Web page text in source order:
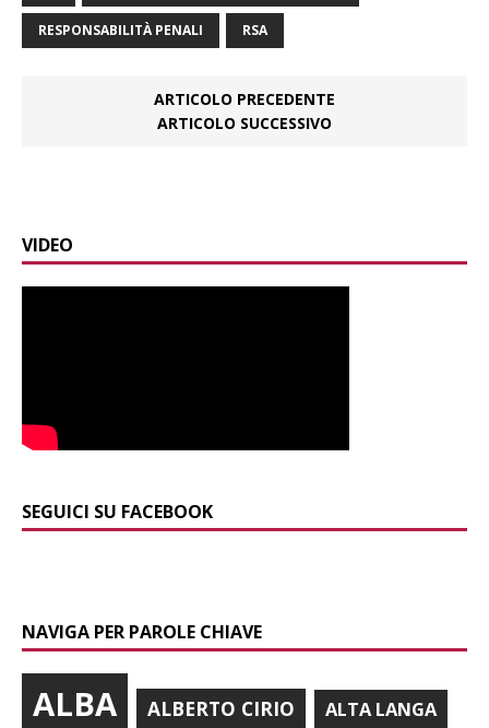
RESPONSABILITÀ PENALI RSA
ARTICOLO PRECEDENTE
ARTICOLO SUCCESSIVO
VIDEO
SEGUICI SU FACEBOOK
NAVIGA PER PAROLE CHIAVE
ALBA ALBERTO CIRIO ALTA LANGA